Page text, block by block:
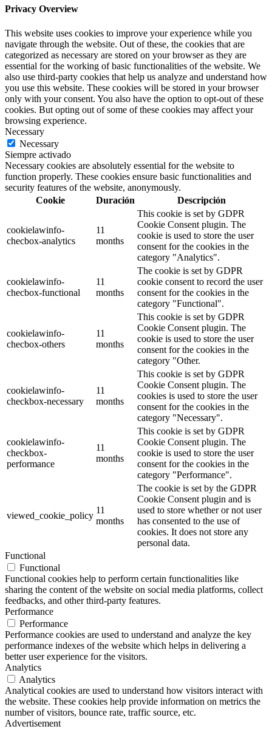
Privacy Overview
This website uses cookies to improve your experience while you
navigate through the website. Out of these, the cookies that are
categorized as necessary are stored on your browser as they are
essential for the working of basic functionalities of the website. We
also use third-party cookies that help us analyze and understand how
you use this website. These cookies will be stored in your browser
only with your consent. You also have the option to opt-out of these
cookies. But opting out of some of these cookies may affect your
browsing experience.
Necessary
Necessary
Siempre activado
Necessary cookies are absolutely essential for the website to
function properly. These cookies ensure basic functionalities and
security features of the website, anonymously.
Cookie
Duración Descripción
cookielawinfo-
checbox-analytics
11
months
This cookie is set by GDPR
Cookie Consent plugin. The
cookie is used to store the user
consent for the cookies in the
category "Analytics".
cookielawinfo-
checbox-functional
11
months
The cookie is set by GDPR
cookie consent to record the user
consent for the cookies in the
category "Functional".
cookielawinfo-
checbox-others
11
months
This cookie is set by GDPR
Cookie Consent plugin. The
cookie is used to store the user
consent for the cookies in the
category "Other.
cookielawinfo-
checkbox-necessary
11
months
This cookie is set by GDPR
Cookie Consent plugin. The
cookies is used to store the user
consent for the cookies in the
category "Necessary".
cookielawinfo-
checkbox-
performance
11
months
This cookie is set by GDPR
Cookie Consent plugin. The
cookie is used to store the user
consent for the cookies in the
category "Performance".
viewed_cookie_policy
11
months
The cookie is set by the GDPR
Cookie Consent plugin and is
used to store whether or not user
has consented to the use of
cookies. It does not store any
personal data.
Functional
Functional
Functional cookies help to perform certain functionalities like
sharing the content of the website on social media platforms, collect
feedbacks, and other third-party features.
Performance
Performance
Performance cookies are used to understand and analyze the key
performance indexes of the website which helps in delivering a
better user experience for the visitors.
Analytics
Analytics
Analytical cookies are used to understand how visitors interact with
the website. These cookies help provide information on metrics the
number of visitors, bounce rate, traffic source, etc.
Advertisement